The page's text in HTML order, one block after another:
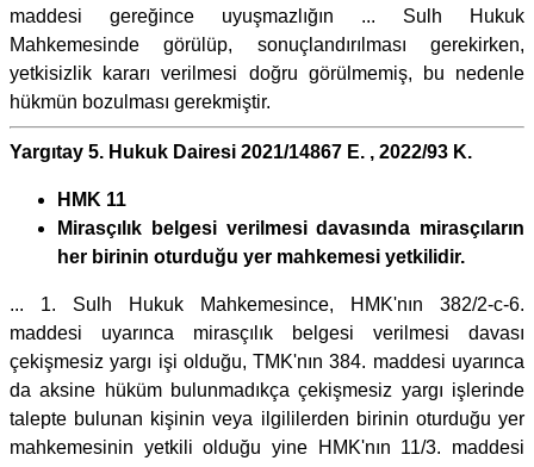
maddesi gereğince uyuşmazlığın ... Sulh Hukuk
Mahkemesinde görülüp, sonuçlandırılması gerekirken,
yetkisizlik kararı verilmesi doğru görülmemiş, bu nedenle
hükmün bozulması gerekmiştir.
Yargıtay 5. Hukuk Dairesi 2021/14867 E. , 2022/93 K.
HMK 11
Mirasçılık belgesi verilmesi davasında mirasçıların
her birinin oturduğu yer mahkemesi yetkilidir.
... 1. Sulh Hukuk Mahkemesince, HMK'nın 382/2-c-6.
maddesi uyarınca mirasçılık belgesi verilmesi davası
çekişmesiz yargı işi olduğu, TMK'nın 384. maddesi uyarınca
da aksine hüküm bulunmadıkça çekişmesiz yargı işlerinde
talepte bulunan kişinin veya ilgililerden birinin oturduğu yer
mahkemesinin yetkili olduğu yine HMK'nın 11/3. maddesi